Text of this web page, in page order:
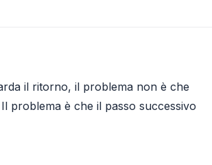
il ritorno, il problema non è che
problema è che il passo successivo